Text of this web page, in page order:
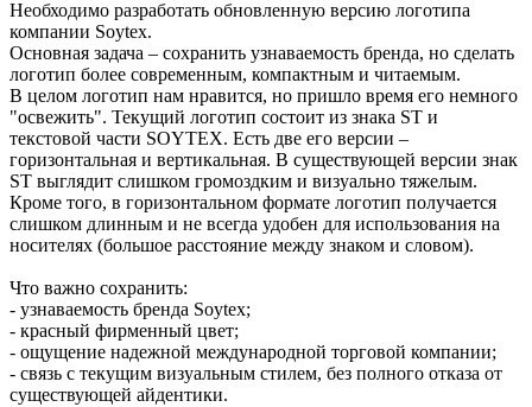
Необходимо разработать обновленную версию логотипа
компании Soytex.
Основная задача – сохранить узнаваемость бренда, но сделать
логотип более современным, компактным и читаемым.
В целом логотип нам нравится, но пришло время его немного
"освежить". Текущий логотип состоит из знака ST и
текстовой части SOYTEX. Есть две его версии –
горизонтальная и вертикальная. В существующей версии знак
ST выглядит слишком громоздким и визуально тяжелым.
Кроме того, в горизонтальном формате логотип получается
слишком длинным и не всегда удобен для использования на
носителях (большое расстояние между знаком и словом).
Что важно сохранить:
- узнаваемость бренда Soytex;
- красный фирменный цвет;
- ощущение надежной международной торговой компании;
- связь с текущим визуальным стилем, без полного отказа от
существующей айдентики.